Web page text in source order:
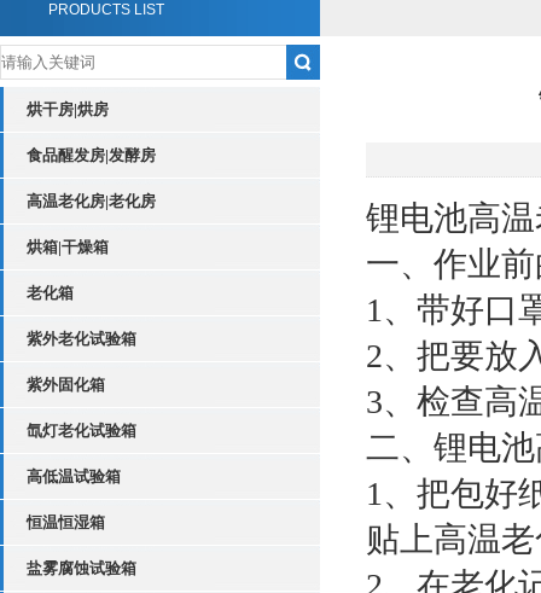
PRODUCTS LIST
烘干房|烘房
食品醒发房|发酵房
高温老化房|老化房
烘箱|干燥箱
老化箱
紫外老化试验箱
紫外固化箱
氙灯老化试验箱
高低温试验箱
恒温恒湿箱
盐雾腐蚀试验箱
锂电池高
一、作业
1、带好口
2、把要放
3、检查高
二、锂电
1、把包好
贴上高温
2、在老化